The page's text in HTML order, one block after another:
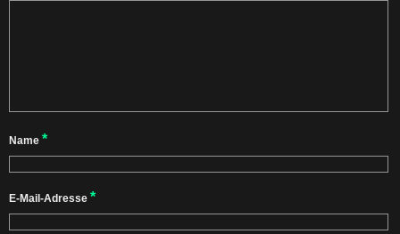
Name *
E-Mail-Adresse *